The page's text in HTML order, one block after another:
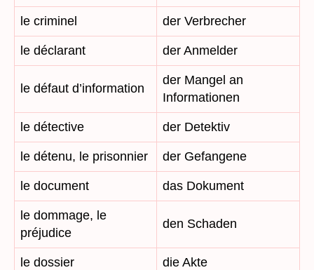
le criminel der Verbrecher
le déclarant der Anmelder
le défaut d’information
der Mangel an
Informationen
le détective der Detektiv
le détenu, le prisonnier der Gefangene
le document das Dokument
le dommage, le
préjudice
den Schaden
le dossier die Akte